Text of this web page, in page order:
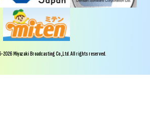
Miyazaki Broadcasting Co.,Ltd. All rights reserved.